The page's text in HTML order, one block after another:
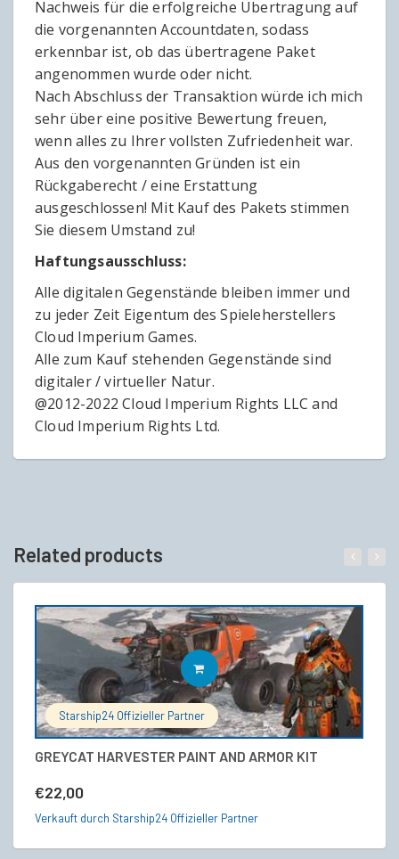
Nachweis für die erfolgreiche Übertragung auf
die vorgenannten Accountdaten, sodass
erkennbar ist, ob das übertragene Paket
angenommen wurde oder nicht.
Nach Abschluss der Transaktion würde ich mich
sehr über eine positive Bewertung freuen,
wenn alles zu Ihrer vollsten Zufriedenheit war.
Aus den vorgenannten Gründen ist ein
Rückgaberecht / eine Erstattung
ausgeschlossen! Mit Kauf des Pakets stimmen
Sie diesem Umstand zu!
Haftungsausschluss:
Alle digitalen Gegenstände bleiben immer und
zu jeder Zeit Eigentum des Spieleherstellers
Cloud Imperium Games.
Alle zum Kauf stehenden Gegenstände sind
digitaler / virtueller Natur.
@2012-2022 Cloud Imperium Rights LLC and
Cloud Imperium Rights Ltd.
Related products
Starship24 Offizieller Partner
GREYCAT HARVESTER PAINT AND ARMOR KIT
€22,00
IN DEN WARENKORB
Verkauft durch Starship24 Offizieller Partner